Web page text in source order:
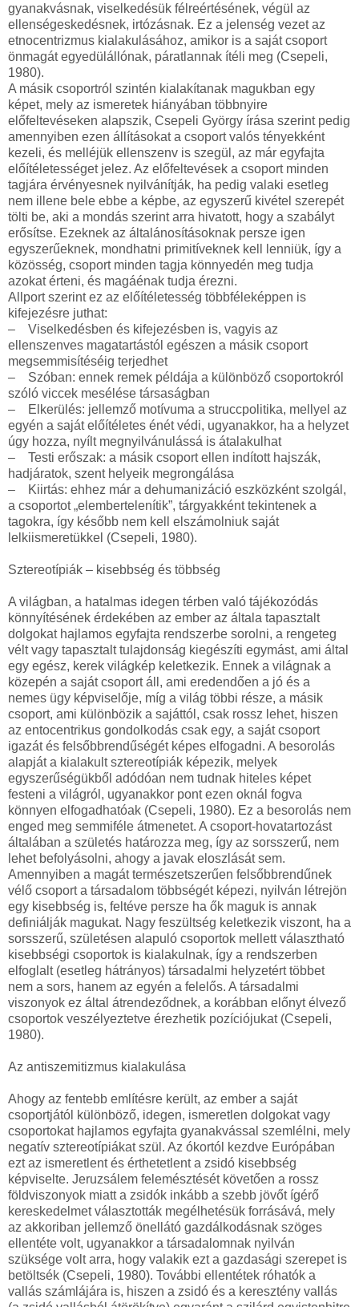
gyanakvásnak, viselkedésük félreértésének, végül az
ellenségeskedésnek, irtózásnak. Ez a jelenség vezet az
etnocentrizmus kialakulásához, amikor is a saját csoport
önmagát egyedülállónak, páratlannak ítéli meg (Csepeli,
1980).
A másik csoportról szintén kialakítanak magukban egy
képet, mely az ismeretek hiányában többnyire
előfeltevéseken alapszik, Csepeli György írása szerint pedig
amennyiben ezen állításokat a csoport valós tényekként
kezeli, és melléjük ellenszenv is szegül, az már egyfajta
előítéletességet jelez. Az előfeltevések a csoport minden
tagjára érvényesnek nyilvánítják, ha pedig valaki esetleg
nem illene bele ebbe a képbe, az egyszerű kivétel szerepét
tölti be, aki a mondás szerint arra hivatott, hogy a szabályt
erősítse. Ezeknek az általánosításoknak persze igen
egyszerűeknek, mondhatni primitíveknek kell lenniük, így a
közösség, csoport minden tagja könnyedén meg tudja
azokat érteni, és magáénak tudja érezni.
Allport szerint ez az előítéletesség többféleképpen is
kifejezésre juthat:
– Viselkedésben és kifejezésben is, vagyis az
ellenszenves magatartástól egészen a másik csoport
megsemmisítéséig terjedhet
– Szóban: ennek remek példája a különböző csoportokról
szóló viccek mesélése társaságban
– Elkerülés: jellemző motívuma a struccpolitika, mellyel az
egyén a saját előítéletes énét védi, ugyanakkor, ha a helyzet
úgy hozza, nyílt megnyilvánulássá is átalakulhat
– Testi erőszak: a másik csoport ellen indított hajszák,
hadjáratok, szent helyeik megrongálása
– Kiirtás: ehhez már a dehumanizáció eszközként szolgál,
a csoportot „elembertelenítik”, tárgyakként tekintenek a
tagokra, így később nem kell elszámolniuk saját
lelkiismeretükkel (Csepeli, 1980).
Sztereotípiák – kisebbség és többség
A világban, a hatalmas idegen térben való tájékozódás
könnyítésének érdekében az ember az általa tapasztalt
dolgokat hajlamos egyfajta rendszerbe sorolni, a rengeteg
vélt vagy tapasztalt tulajdonság kiegészíti egymást, ami által
egy egész, kerek világkép keletkezik. Ennek a világnak a
közepén a saját csoport áll, ami eredendően a jó és a
nemes ügy képviselője, míg a világ többi része, a másik
csoport, ami különbözik a sajáttól, csak rossz lehet, hiszen
az entocentrikus gondolkodás csak egy, a saját csoport
igazát és felsőbbrendűségét képes elfogadni. A besorolás
alapját a kialakult sztereotípiák képezik, melyek
egyszerűségükből adódóan nem tudnak hiteles képet
festeni a világról, ugyanakkor pont ezen oknál fogva
könnyen elfogadhatóak (Csepeli, 1980). Ez a besorolás nem
enged meg semmiféle átmenetet. A csoport-hovatartozást
általában a születés határozza meg, így az sorsszerű, nem
lehet befolyásolni, ahogy a javak eloszlását sem.
Amennyiben a magát természetszerűen felsőbbrendűnek
vélő csoport a társadalom többségét képezi, nyilván létrejön
egy kisebbség is, feltéve persze ha ők maguk is annak
definiálják magukat. Nagy feszültség keletkezik viszont, ha a
sorsszerű, születésen alapuló csoportok mellett választható
kisebbségi csoportok is kialakulnak, így a rendszerben
elfoglalt (esetleg hátrányos) társadalmi helyzetért többet
nem a sors, hanem az egyén a felelős. A társadalmi
viszonyok ez által átrendeződnek, a korábban előnyt élvező
csoportok veszélyeztetve érezhetik pozíciójukat (Csepeli,
1980).
Az antiszemitizmus kialakulása
Ahogy az fentebb említésre került, az ember a saját
csoportjától különböző, idegen, ismeretlen dolgokat vagy
csoportokat hajlamos egyfajta gyanakvással szemlélni, mely
negatív sztereotípiákat szül. Az ókortól kezdve Európában
ezt az ismeretlent és érthetetlent a zsidó kisebbség
képviselte. Jeruzsálem felemésztését követően a rossz
földviszonyok miatt a zsidók inkább a szebb jövőt ígérő
kereskedelmet választották megélhetésük forrásává, mely
az akkoriban jellemző önellátó gazdálkodásnak szöges
ellentéte volt, ugyanakkor a társadalomnak nyilván
szüksége volt arra, hogy valakik ezt a gazdasági szerepet is
betöltsék (Csepeli, 1980). További ellentétek róhatók a
vallás számlájára is, hiszen a zsidó és a keresztény vallás